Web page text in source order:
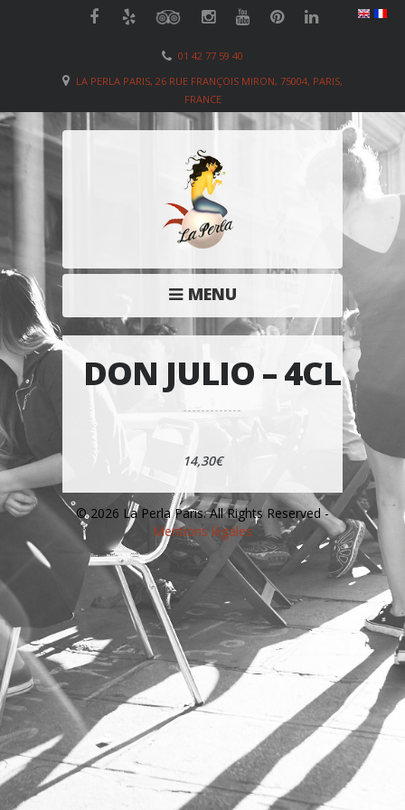
01 42 77 59 40
LA PERLA PARIS, 26 RUE FRANÇOIS MIRON, 75004, PARIS,
FRANCE
MENU
DON JULIO – 4CL
14,30€
© 2026 La Perla Paris. All Rights Reserved -
Mentions légales